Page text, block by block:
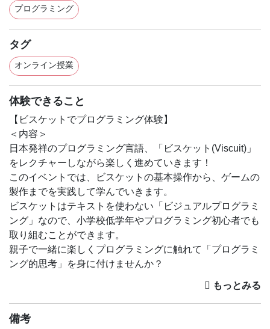
プログラミング
タグ
オンライン授業
体験できること
【ビスケットでプログラミング体験】
＜内容＞
日本発祥のプログラミング言語、「ビスケット(Viscuit)」
をレクチャーしながら楽しく進めていきます！
このイベントでは、ビスケットの基本操作から、ゲームの
製作までを実践して学んでいきます。
ビスケットはテキストを使わない「ビジュアルプログラミ
ング」なので、小学校低学年やプログラミング初心者でも
取り組むことができます。
親子で一緒に楽しくプログラミングに触れて「プログラミ
ング的思考」を身に付けませんか？
お子様＋大人(保護者様)
対象年齢は7歳～12歳です。
備考